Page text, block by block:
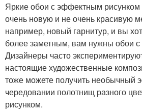
Яркие обои с эффектным рисунком
очень новую и не очень красивую
например, новый гарнитур, и вы
более заметным, вам нужны обои с
Дизайнеры часто
настоящие художественные
тоже можете получить необычный
чередовании полотнищ разного
рисунком.